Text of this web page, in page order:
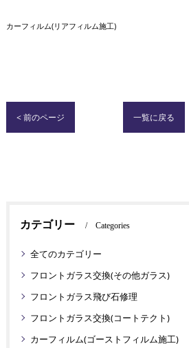
カーフィルム(リアフィルム施工)
< 前のページ 一覧に戻る
カテゴリー Categories
全てのカテゴリー
フロントガラス交換(その他ガラス)
フロントガラス飛び石修理
フロントガラス交換(コートテクト)
カーフィルム(ゴーストフィルム施工)